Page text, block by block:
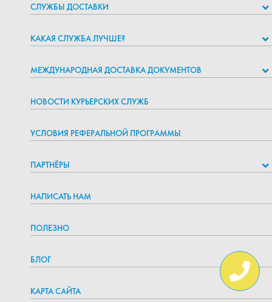
СЛУЖБЫ ДОСТАВКИ
КАКАЯ СЛУЖБА ЛУЧШЕ?
МЕЖДУНАРОДНАЯ ДОСТАВКА ДОКУМЕНТОВ
НОВОСТИ КУРЬЕРСКИХ СЛУЖБ
УСЛОВИЯ РЕФЕРАЛЬНОЙ ПРОГРАММЫ
ПАРТНЁРЫ
НАПИСАТЬ НАМ
ПОЛЕЗНО
БЛОГ
КАРТА САЙТА